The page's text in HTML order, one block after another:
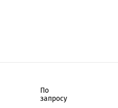
По
запросу